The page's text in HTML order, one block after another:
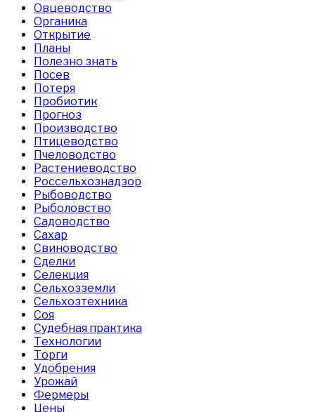
Овцеводство
Органика
Открытие
Планы
Полезно знать
Посев
Потеря
Пробиотик
Прогноз
Производство
Птицеводство
Пчеловодство
Растениеводство
Россельхознадзор
Рыбоводство
Рыболовство
Садоводство
Сахар
Свиноводство
Сделки
Селекция
Сельхозземли
Сельхозтехника
Соя
Судебная практика
Технологии
Торги
Удобрения
Урожай
Фермеры
Цены